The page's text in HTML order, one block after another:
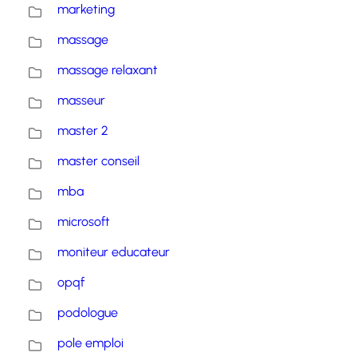
marketing
massage
massage relaxant
masseur
master 2
master conseil
mba
microsoft
moniteur educateur
opqf
podologue
pole emploi